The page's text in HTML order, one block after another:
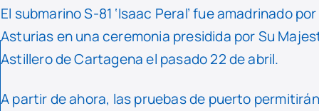
El submarino S-81 ‘Isaac Peral’ fue amadrinado
Asturias en una ceremonia presidida por Su
Astillero de Cartagena el pasado 22 de abril.
A partir de ahora, las pruebas de puerto